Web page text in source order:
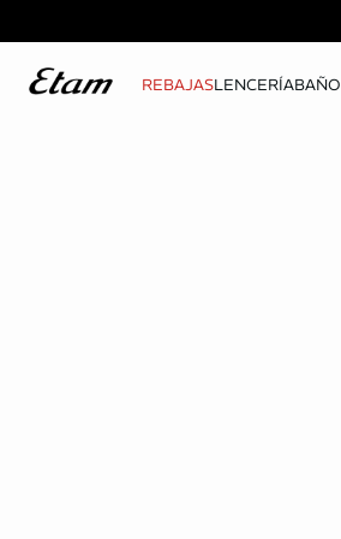
REBAJASLENCERÍABAÑO